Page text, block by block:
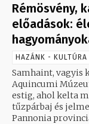
Rémösvény,
előadások:
HAZÁNK - KULTÚRA
Samhaint, vagyis
Aquincumi
estig, ahol kelta
tűzpárbaj és
Pannonia